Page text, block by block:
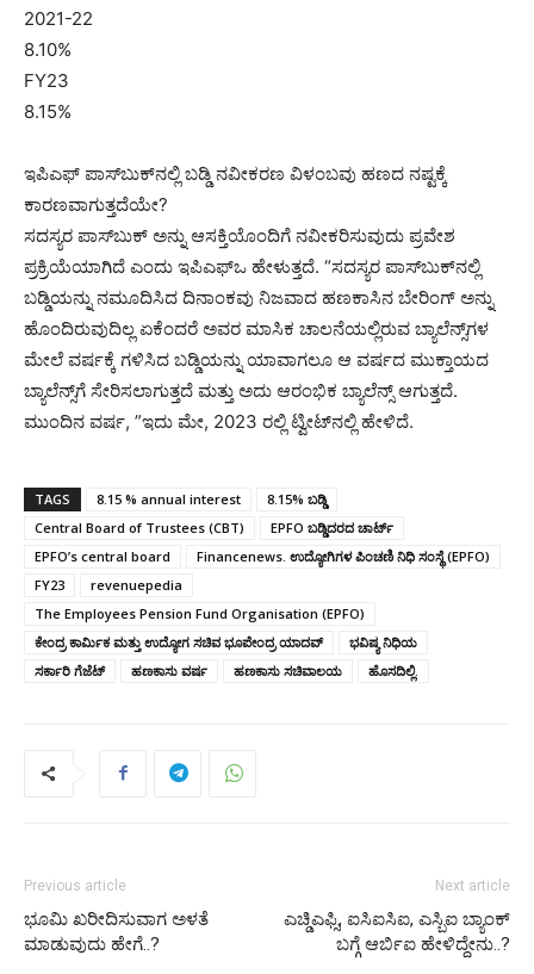
2021-22
8.10%
FY23
8.15%
ಇಪಿಎಫ್ ಪಾಸ್‌ಬುಕ್‌ನಲ್ಲಿ ಬಡ್ಡಿ ನವೀಕರಣ ವಿಳಂಬವು ಹಣದ ನಷ್ಟಕ್ಕೆ
ಕಾರಣವಾಗುತ್ತದೆಯೇ?
ಸದಸ್ಯರ ಪಾಸ್‌ಬುಕ್ ಅನ್ನು ಆಸಕ್ತಿಯೊಂದಿಗೆ ನವೀಕರಿಸುವುದು ಪ್ರವೇಶ
ಪ್ರಕ್ರಿಯೆಯಾಗಿದೆ ಎಂದು ಇಪಿಎಫ್‌ಒ ಹೇಳುತ್ತದೆ. “ಸದಸ್ಯರ ಪಾಸ್‌ಬುಕ್‌ನಲ್ಲಿ
ಬಡ್ಡಿಯನ್ನು ನಮೂದಿಸಿದ ದಿನಾಂಕವು ನಿಜವಾದ ಹಣಕಾಸಿನ ಬೇರಿಂಗ್ ಅನ್ನು
ಹೊಂದಿರುವುದಿಲ್ಲ ಏಕೆಂದರೆ ಅವರ ಮಾಸಿಕ ಚಾಲನೆಯಲ್ಲಿರುವ ಬ್ಯಾಲೆನ್ಸ್‌ಗಳ
ಮೇಲೆ ವರ್ಷಕ್ಕೆ ಗಳಿಸಿದ ಬಡ್ಡಿಯನ್ನು ಯಾವಾಗಲೂ ಆ ವರ್ಷದ ಮುಕ್ತಾಯದ
ಬ್ಯಾಲೆನ್ಸ್‌ಗೆ ಸೇರಿಸಲಾಗುತ್ತದೆ ಮತ್ತು ಅದು ಆರಂಭಿಕ ಬ್ಯಾಲೆನ್ಸ್ ಆಗುತ್ತದೆ.
ಮುಂದಿನ ವರ್ಷ, ”ಇದು ಮೇ, 2023 ರಲ್ಲಿ ಟ್ವೀಟ್‌ನಲ್ಲಿ ಹೇಳಿದೆ.
TAGS 8.15 % annual interest
8.15% ಬಡ್ಡಿ
Central Board of Trustees (CBT)
EPFO ​​ಬಡ್ಡಿದರದ ಚಾರ್ಟ್
EPFO’s central board
Financenews. ಉದ್ಯೋಗಿಗಳ ಪಿಂಚಣಿ ನಿಧಿ ಸಂಸ್ಥೆ (EPFO)
FY23
revenuepedia
The Employees Pension Fund Organisation (EPFO)
ಕೇಂದ್ರ ಕಾರ್ಮಿಕ ಮತ್ತು ಉದ್ಯೋಗ ಸಚಿವ ಭೂಪೇಂದ್ರ ಯಾದವ್
ಭವಿಷ್ಯ ನಿಧಿಯ
ಸರ್ಕಾರಿ ಗೆಜೆಟ್‌
ಹಣಕಾಸು ವರ್ಷ ಹಣಕಾಸು ಸಚಿವಾಲಯ ಹೊಸದಿಲ್ಲಿ.
Previous article
ಭೂಮಿ ಖರೀದಿಸುವಾಗ ಅಳತೆ
ಮಾಡುವುದು ಹೇಗೆ..?
Next article
ಎಚ್ಡಿಎಫ್ಸಿ, ಐಸಿಐಸಿಐ, ಎಸ್ಬಿಐ ಬ್ಯಾಂಕ್
ಬಗ್ಗೆ ಆರ್ಬಿಐ ಹೇಳಿದ್ದೇನು..?